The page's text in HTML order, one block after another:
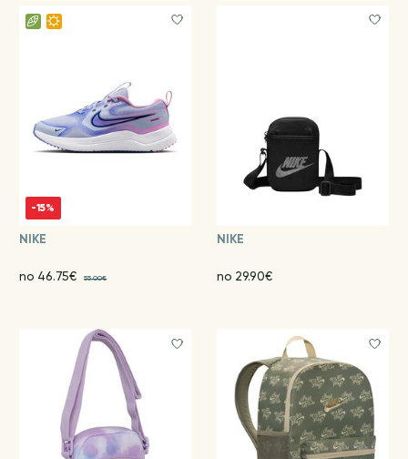
-15%
NIKE
no 46.75€ 55.00€
NIKE
no 29.90€